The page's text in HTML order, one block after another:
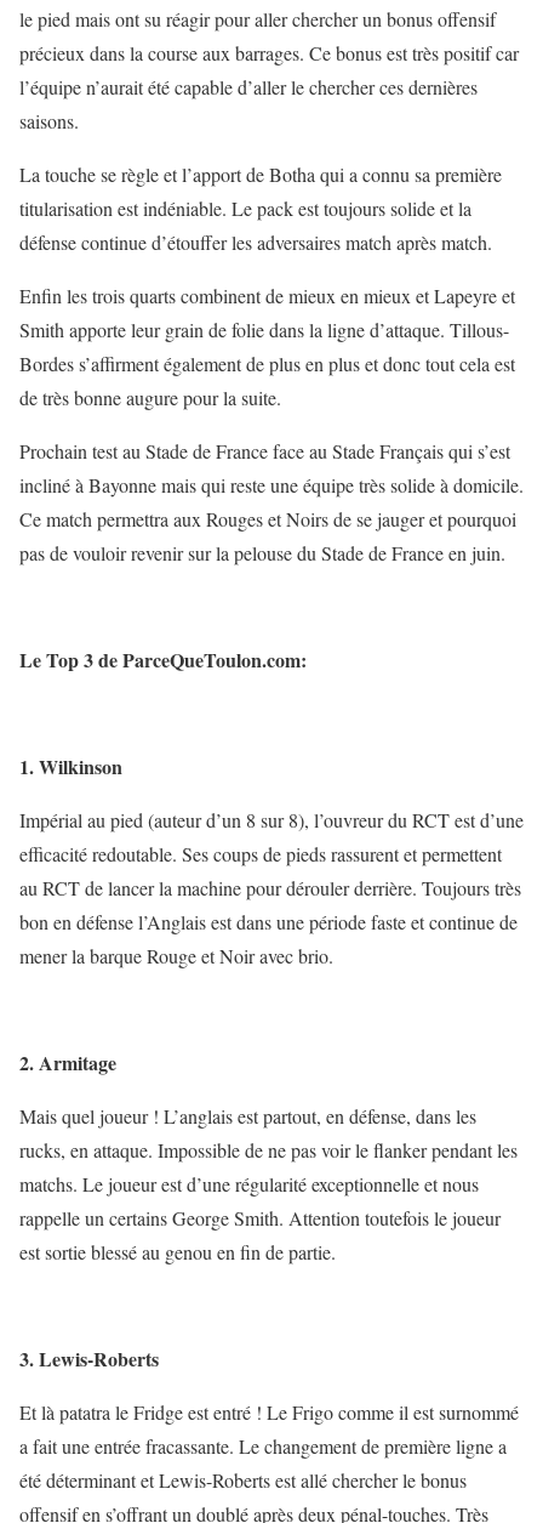
le pied mais ont su réagir pour aller chercher un bonus offensif
précieux dans la course aux barrages. Ce bonus est très positif car
l’équipe n’aurait été capable d’aller le chercher ces dernières
saisons.
La touche se règle et l’apport de Botha qui a connu sa première
titularisation est indéniable. Le pack est toujours solide et la
défense continue d’étouffer les adversaires match après match.
Enfin les trois quarts combinent de mieux en mieux et Lapeyre et
Smith apporte leur grain de folie dans la ligne d’attaque. Tillous-
Bordes s’affirment également de plus en plus et donc tout cela est
de très bonne augure pour la suite.
Prochain test au Stade de France face au Stade Français qui s’est
incliné à Bayonne mais qui reste une équipe très solide à domicile.
Ce match permettra aux Rouges et Noirs de se jauger et pourquoi
pas de vouloir revenir sur la pelouse du Stade de France en juin.
Le Top 3 de ParceQueToulon.com:
1. Wilkinson
Impérial au pied (auteur d’un 8 sur 8), l’ouvreur du RCT est d’une
efficacité redoutable. Ses coups de pieds rassurent et permettent
au RCT de lancer la machine pour dérouler derrière. Toujours très
bon en défense l’Anglais est dans une période faste et continue de
mener la barque Rouge et Noir avec brio.
2. Armitage
Mais quel joueur ! L’anglais est partout, en défense, dans les
rucks, en attaque. Impossible de ne pas voir le flanker pendant les
matchs. Le joueur est d’une régularité exceptionnelle et nous
rappelle un certains George Smith. Attention toutefois le joueur
est sortie blessé au genou en fin de partie.
3. Lewis-Roberts
Et là patatra le Fridge est entré ! Le Frigo comme il est surnommé
a fait une entrée fracassante. Le changement de première ligne a
été déterminant et Lewis-Roberts est allé chercher le bonus
offensif en s’offrant un doublé après deux pénal-touches. Très